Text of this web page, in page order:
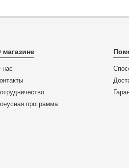
магазине
нас
программа